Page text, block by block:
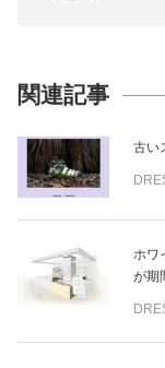
関連記事
古い
ホワ
が期